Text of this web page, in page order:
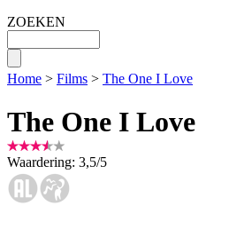
ZOEKEN
Home > Films > The One I Love
The One I Love
Waardering: 3,5/5